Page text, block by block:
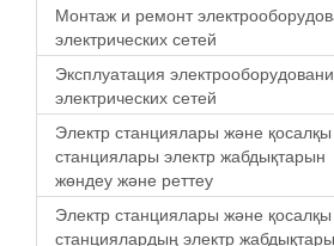
Монтаж и ремонт
электрических сетей
Эксплуатация
электрических сетей
Электр станциялары және қосалқы
станциялары электр жабдықтарын
жөндеу және реттеу
Электр станциялары және қосалқы
станциялардың электр